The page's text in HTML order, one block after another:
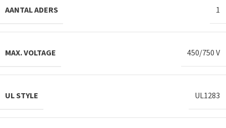
AANTAL ADERS 1
MAX. VOLTAGE 450/750 V
UL STYLE UL1283